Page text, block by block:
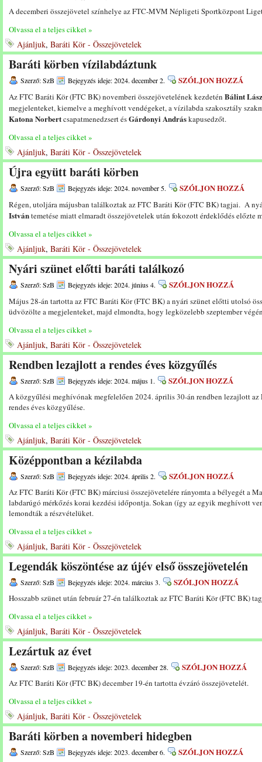
A decemberi összejövetel színhelye az FTC-MVM Népligeti Sportközpont
Olvassa el a teljes cikket »
Ajánljuk, Baráti Kör - Összejövetelek
Baráti körben vízilabdáztunk
Szerző: SzB Bejegyzés ideje: 2024. december 2. SZÓLJON HOZZÁ
Az FTC Baráti Kör (FTC BK) novemberi összejövetelének kezdetén Bálint
megjelenteket, kiemelve a meghívott vendégeket, a vízilabda szakosztály
Katona Norbertcsapatmenedzsert ésGárdonyi Andráskapusedzőt.
Olvassa el a teljes cikket »
Ajánljuk, Baráti Kör - Összejövetelek
Újra együtt baráti körben
Szerző: SzB Bejegyzés ideje: 2024. november 5. SZÓLJON HOZZÁ
Régen, utoljára májusban találkoztak az FTC Baráti Kör (FTC BK) tagjai. A
Istvántemetése miatt elmaradt összejövetelek után fokozott érdeklődés előzte
Olvassa el a teljes cikket »
Ajánljuk, Baráti Kör - Összejövetelek
Nyári szünet előtti baráti találkozó
Szerző: SzB Bejegyzés ideje: 2024. június 4. SZÓLJON HOZZÁ
Május 28-án tartotta az FTC Baráti Kör (FTC BK) a nyári szünet előtti utolsó
üdvözölte a megjelenteket, majd elmondta, hogy legközelebb szeptember
Olvassa el a teljes cikket »
Ajánljuk, Baráti Kör - Összejövetelek
Rendben lezajlott a rendes éves közgyűlés
Szerző: SzB Bejegyzés ideje: 2024. május 1. SZÓLJON HOZZÁ
A közgyűlési meghívónak megfelelően 2024. április 30-án rendben lezajlott
rendes éves közgyűlése.
Olvassa el a teljes cikket »
Ajánljuk, Baráti Kör - Összejövetelek
Középpontban a kézilabda
Szerző: SzB Bejegyzés ideje: 2024. április 2. SZÓLJON HOZZÁ
Az FTC Baráti Kör (FTC BK) márciusi összejövetelére rányomta a bélyegét a
labdarúgó mérkőzés korai kezdési időpontja. Sokan (így az egyik meghívott
lemondták a részvételüket.
Olvassa el a teljes cikket »
Ajánljuk, Baráti Kör - Összejövetelek
Legendák köszöntése az újév első összejövetelén
Szerző: SzB Bejegyzés ideje: 2024. március 3. SZÓLJON HOZZÁ
Hosszabb szünet után február 27-én találkoztak az FTC Baráti Kör (FTC BK)
Olvassa el a teljes cikket »
Ajánljuk, Baráti Kör - Összejövetelek
Lezártuk az évet
Szerző: SzB Bejegyzés ideje: 2023. december 28. SZÓLJON HOZZÁ
Az FTC Baráti Kör (FTC BK) december 19-én tartotta évzáró összejövetelét.
Olvassa el a teljes cikket »
Ajánljuk, Baráti Kör - Összejövetelek
Baráti körben a novemberi hidegben
Szerző: SzB Bejegyzés ideje: 2023. december 6. SZÓLJON HOZZÁ